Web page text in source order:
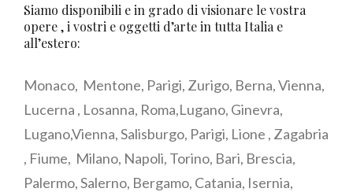
Siamo disponibili e in grado di visionare le vostra
opere , i vostri e oggetti d’arte in tutta Italia e
all’estero:
Monaco, Mentone, Parigi, Zurigo, Berna, Vienna,
Lucerna , Losanna, Roma,Lugano, Ginevra,
Lugano,Vienna, Salisburgo, Parigi, Lione , Zagabria
, Fiume, Milano, Napoli, Torino, Bari, Brescia,
Palermo, Salerno, Bergamo, Catania, Isernia,